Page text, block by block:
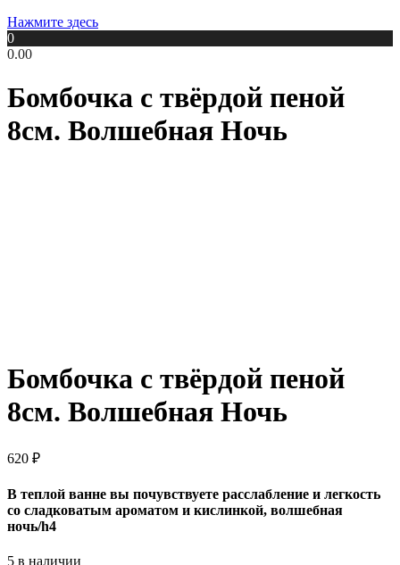
Нажмите здесь
0
0.00
Бомбочка с твёрдой пеной
8см. Волшебная Ночь
Бомбочка с твёрдой пеной
8см. Волшебная Ночь
620 ₽
В теплой ванне вы почувствуете расслабление и легкость
со сладковатым ароматом и кислинкой, волшебная
ночь/h4
5 в наличии